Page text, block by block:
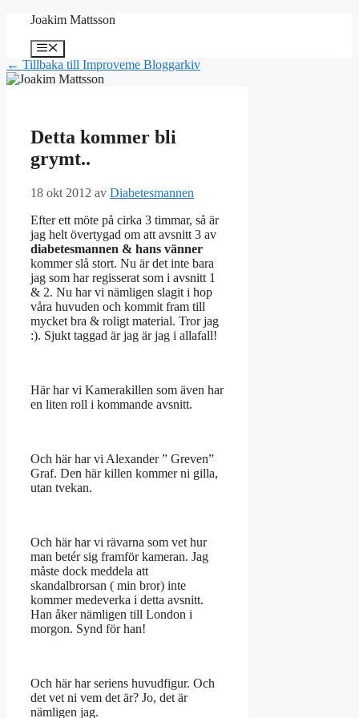
Hoppa
innehåll
Joakim Mattsson
Meny
← Tillbaka till Improveme Bloggarkiv
Detta kommer bli
grymt..
18 okt 2012 av Diabetesmannen
Efter ett möte på cirka 3 timmar, så är
jag helt övertygad om att avsnitt 3 av
diabetesmannen & hans vänner
kommer slå stort. Nu är det inte bara
jag som har regisserat som i avsnitt 1
& 2. Nu har vi nämligen slagit i hop
våra huvuden och kommit fram till
mycket bra & roligt material. Tror jag
:). Sjukt taggad är jag är jag i allafall!
Här har vi Kamerakillen som även har
en liten roll i kommande avsnitt.
Och här har vi Alexander ” Greven”
Graf. Den här killen kommer ni gilla,
utan tvekan.
Och här har vi rävarna som vet hur
man betér sig framför kameran. Jag
måste dock meddela att
skandalbrorsan ( min bror) inte
kommer medeverka i detta avsnitt.
Han åker nämligen till London i
morgon. Synd för han!
Och här har seriens huvudfigur. Och
det vet ni vem det är? Jo, det är
nämligen jag.